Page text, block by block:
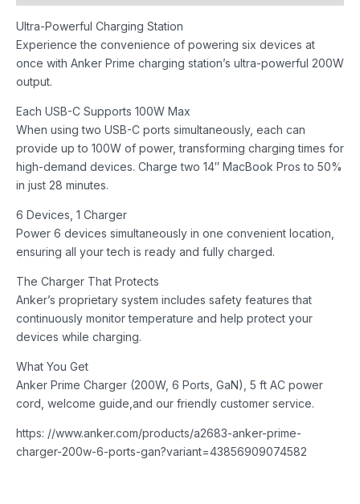
Ultra-Powerful Charging Station
Experience the convenience of powering six devices at
once with Anker Prime charging station’s ultra-powerful 200W
output.
Each USB-C Supports 100W Max
When using two USB-C ports simultaneously, each can
provide up to 100W of power, transforming charging times for
high-demand devices. Charge two 14″ MacBook Pros to 50%
in just 28 minutes.
6 Devices, 1 Charger
Power 6 devices simultaneously in one convenient location,
ensuring all your tech is ready and fully charged.
The Charger That Protects
Anker’s proprietary system includes safety features that
continuously monitor temperature and help protect your
devices while charging.
What You Get
Anker Prime Charger (200W, 6 Ports, GaN), 5 ft AC power
cord, welcome guide,and our friendly customer service.
https: //www.anker.com/products/a2683-anker-prime-
charger-200w-6-ports-gan?variant=43856909074582